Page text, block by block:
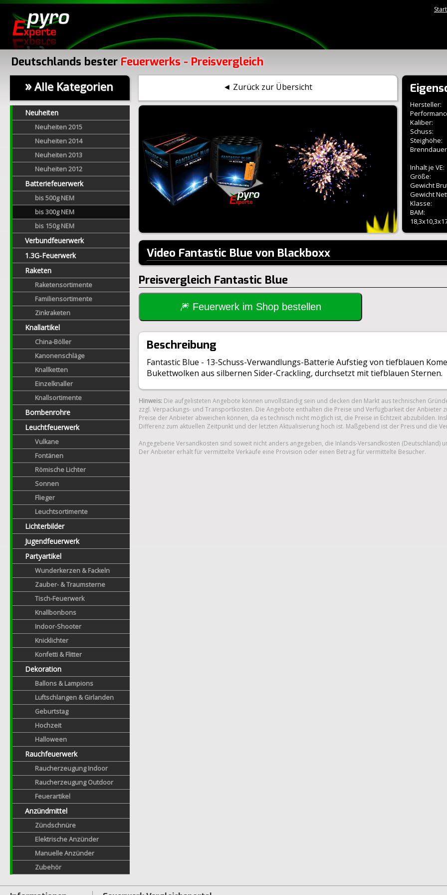
Deutschlands bester Feuerwerks - Preisvergleich
»Alle Kategorien
Neuheiten
Neuheiten 2015
Neuheiten 2014
Neuheiten 2013
Neuheiten 2012
Batteriefeuerwerk
bis 500g NEM
bis 300g NEM
bis 150g NEM
Verbundfeuerwerk
1.3G-Feuerwerk
Raketen
Raketensortimente
Familiensortimente
Zinkraketen
Knallartikel
China-Böller
Kanonenschläge
Knallketten
Einzelknaller
Knallsortimente
Bombenrohre
Leuchtfeuerwerk
Vulkane
Fontänen
Römische Lichter
Sonnen
Flieger
Leuchtsortimente
Lichterbilder
Jugendfeuerwerk
Partyartikel
Wunderkerzen & Fackeln
Zauber- & Traumsterne
Tisch-Feuerwerk
Knallbonbons
Indoor-Shooter
Knicklichter
Konfetti & Flitter
Dekoration
Ballons & Lampions
Luftschlangen & Girlanden
Geburtstag
Hochzeit
Halloween
Rauchfeuerwerk
Raucherzeugung Indoor
Raucherzeugung Outdoor
Feuerartikel
Anzündmittel
Zündschnüre
Elektrische Anzünder
Manuelle Anzünder
Zubehör
◄ Zurück zur Übersicht
Hersteller:
Kaliber:
Schuss:
Steighöhe:
Inhalt je VE:
Größe:
Gewicht
Gewicht
Klasse:
BAM:
Video Fantastic Blue von Blackboxx
Preisvergleich Fantastic Blue
🎆 Feuerwerk im Shop bestellen
Beschreibung
Fantastic Blue - 13-Schuss-Verwandlungs-Batterie Aufstieg von tiefblauen
Bukettwolken aus silbernen Sider-Crackling, durchsetzt mit tiefblauen Sternen.
Hinweis: Die aufgelisteten Angebote können unvollständig sein und decken den Markt aus technischen
zzgl. Verpackungs- und Transportkosten. Die Angebote enthalten die Preise und Verfügbarkeit der Anbieter
Preise der Anbieter abweichen können, da es technisch nicht möglich ist, die Preise in Echtzeit abzubilden.
Differenz zum aktuellen Zeitpunkt und der letzten Aktualisierung hoch ist. Maßgebend ist der Preis und die
Angegebene Versandkosten sind soweit nicht anders angegeben, die Inlands-Versandkosten (Deutschland)
Der Anbieter erhält für vermittelte Verkäufe eine Provision oder einen Betrag für vermittelte Besucher.